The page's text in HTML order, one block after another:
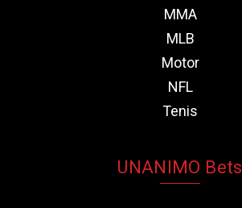
MMA
MLB
Motor
NFL
Tenis
UNANIMO Bets